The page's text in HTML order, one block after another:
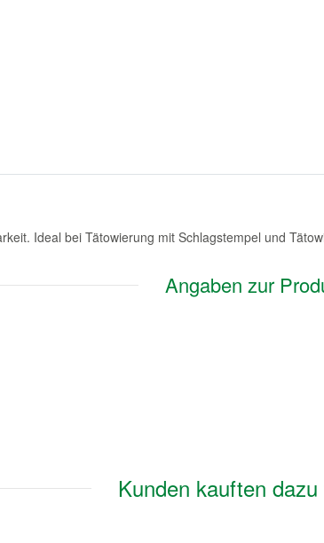
Ideal bei Tätowierung mit Schlagstempel und
Angaben zur
Kunden kauften